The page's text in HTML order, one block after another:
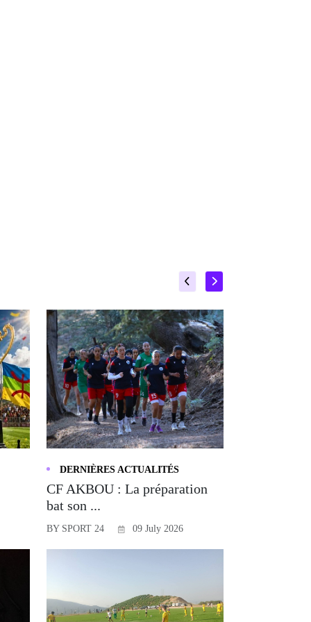
DERNIÈRES ACTUALITÉS
CF AKBOU : La préparation
bat son ...
BY SPORT 24 09 July 2026